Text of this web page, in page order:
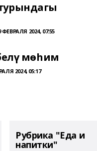
ФЕВРАЛЯ 2024, 07:55
мөһим
2024, 05:17
Рубрика "Еда и
напитки"